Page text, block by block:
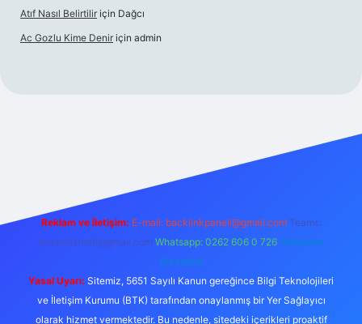
Atıf Nasıl Belirtilir için Dağcı
Ac Gozlu Kime Denir için admin
Reklam ve İletişim: E-mail: backlinkpaneli@gmail.com Teams:
forumhizmeti@gmail.com Whatsapp: 0262 606 0 726 Telegram:
@karabul
Yasal Uyarı: Sitemiz, 5651 Sayılı Kanun gereğince Bilgi Teknolojileri
ve İletişim Kurumu (BTK) tarafından onaylanmış bir Yer Sağlayıcı
olarak hizmet vermektedir. Bu nedenle, sitedeki içerikleri proaktif